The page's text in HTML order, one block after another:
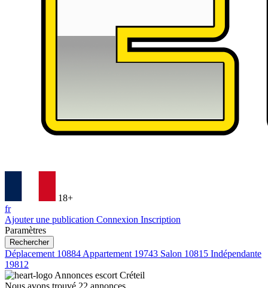
18+
fr
Ajouter une publication Connexion Inscription
Paramètres
Rechercher
Déplacement 10884 Appartement 19743 Salon 10815 Indépendante
19812
Annonces escort Créteil
Nous avons trouvé 22 annonces